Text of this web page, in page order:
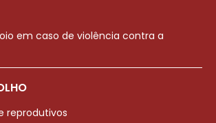
em caso de violência contra a
reprodutivos